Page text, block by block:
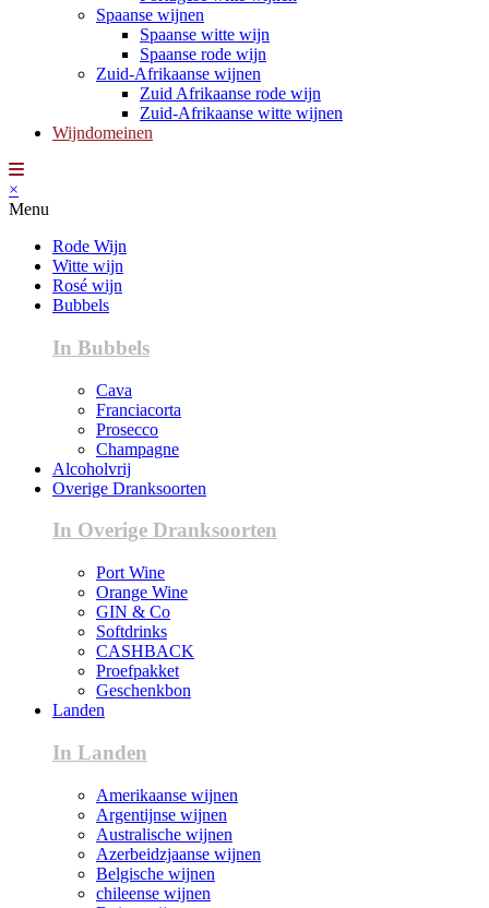
Spaanse wijnen
Spaanse witte wijn
Spaanse rode wijn
Zuid-Afrikaanse wijnen
Zuid Afrikaanse rode wijn
Zuid-Afrikaanse witte wijnen
Wijndomeinen
×
Menu
Rode Wijn
Witte wijn
Rosé wijn
Bubbels
In Bubbels
Cava
Franciacorta
Prosecco
Champagne
Alcoholvrij
Overige Dranksoorten
In Overige Dranksoorten
Port Wine
Orange Wine
GIN & Co
Softdrinks
CASHBACK
Proefpakket
Geschenkbon
Landen
In Landen
Amerikaanse wijnen
Argentijnse wijnen
Australische wijnen
Azerbeidzjaanse wijnen
Belgische wijnen
chileense wijnen